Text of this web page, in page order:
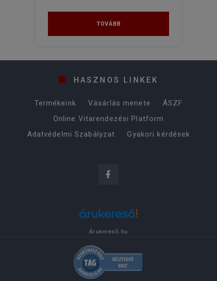
TOVÁBB
HASZNOS LINKEK
Termékeink Vásárlás menete
ÁSZF
Online Vitarendezési Platform
Adatvédelmi Szabályzat
Gyakori kérdések
Árukereső.hu